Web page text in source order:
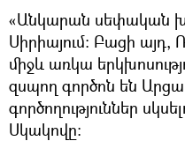
«Անկարան սեփական
Սիրիայում։ Բացի
միջև առկա
զսպող գործոն են
գործողություններ
Սկակովը։